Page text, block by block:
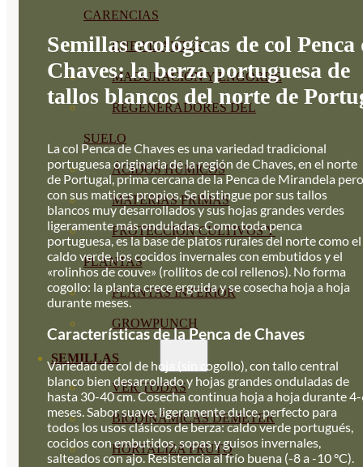
CARENCIAS
ENRAIZANTES
MADURACIÓN Y ENGORDE
REGENERADORES DEL
SUELO
ÁCIDOS HÚMICOS
MATERIAS PRIMAS
PROTECCIÓN CULTIVOS Y
PLANTAS
PLANTAS INTERIOR
GROWPUNCH
SEMILLAS
VER TODAS
BIODINÁMICAS DEMETER
HORTALIZA FRUTO
Semillas ecológicas de col Penca
Chaves: la berza portuguesa de
tallos blancos del norte de
La col Penca de Chaves es una variedad tradicional
portuguesa originaria de la región de Chaves, en el norte
de Portugal, prima cercana de la Penca de Mirandela pero
con sus matices propios. Se distingue por sus tallos
blancos muy desarrollados y sus hojas grandes verdes
ligeramente más onduladas. Como toda penca
portuguesa, es la base de platos rurales del norte como el
caldo verde, los cocidos invernales con embutidos y el
«rolinhos de couve» (rollitos de col rellenos). No forma
cogollo: la planta crece erguida y se cosecha hoja a hoja
durante meses.
Características de la Penca de Chaves
Variedad de col de hoja (sin cogollo), con tallo central
blanco bien desarrollado y hojas grandes onduladas de
hasta 30-40 cm. Cosecha continua hoja a hoja durante
meses. Sabor suave, ligeramente dulce, perfecto para
todos los usos clásicos de berza: caldo verde portugués,
cocidos con embutidos, sopas y guisos invernales,
salteados con ajo. Resistencia al frío buena (-8 a -10 °C).